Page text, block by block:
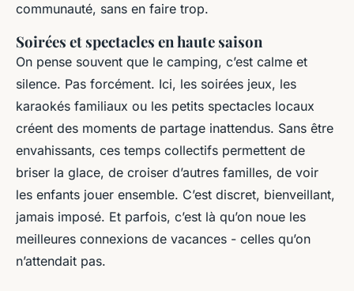
communauté, sans en faire trop.
Soirées et spectacles en haute saison
On pense souvent que le camping, c’est calme et
silence. Pas forcément. Ici, les soirées jeux, les
karaokés familiaux ou les petits spectacles locaux
créent des moments de partage inattendus. Sans être
envahissants, ces temps collectifs permettent de
briser la glace, de croiser d’autres familles, de voir
les enfants jouer ensemble. C’est discret, bienveillant,
jamais imposé. Et parfois, c’est là qu’on noue les
meilleures connexions de vacances - celles qu’on
n’attendait pas.